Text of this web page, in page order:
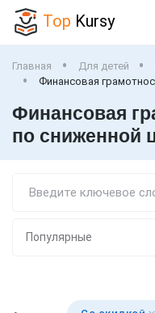
Top Kursy
Главная Для детей
Финансовая
Финансовая
по сниженной